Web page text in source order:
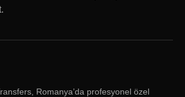
Romanya’da profesyonel özel